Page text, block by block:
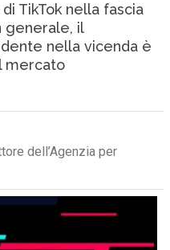
TikTok nella fascia
generale, il
nella vicenda è
mercato
dell’Agenzia per